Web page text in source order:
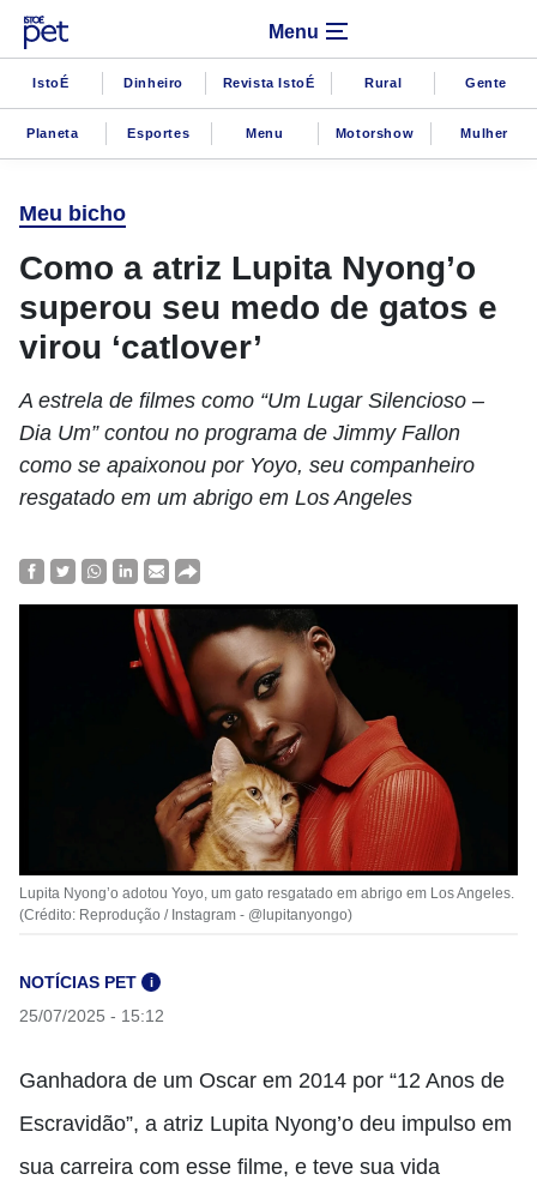
Menu
IstoÉ Dinheiro Revista IstoÉ Rural Gente
Planeta Esportes Menu Motorshow Mulher
Meu bicho
Como a atriz Lupita Nyong’o
superou seu medo de gatos e
virou ‘catlover’
A estrela de filmes como “Um Lugar Silencioso –
Dia Um” contou no programa de Jimmy Fallon
como se apaixonou por Yoyo, seu companheiro
resgatado em um abrigo em Los Angeles
Lupita Nyong’o adotou Yoyo, um gato resgatado em abrigo em Los Angeles.
(Crédito: Reprodução / Instagram - @lupitanyongo)
NOTÍCIAS PET i
25/07/2025 - 15:12
Ganhadora de um Oscar em 2014 por “12 Anos de
Escravidão”, a atriz Lupita Nyong’o deu impulso em
sua carreira com esse filme, e teve sua vida